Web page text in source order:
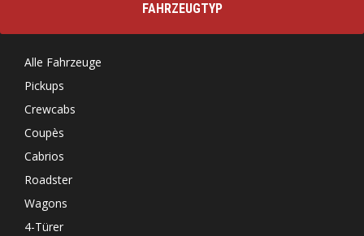
FAHRZEUGTYP
Alle Fahrzeuge
Pickups
Crewcabs
Coupès
Cabrios
Roadster
Wagons
4-Türer